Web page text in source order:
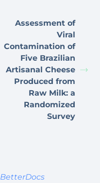
Assessment of
Viral
Contamination of
Five Brazilian
Artisanal Cheese
Produced from
Raw Milk: a
Randomized
Survey
BetterDocs